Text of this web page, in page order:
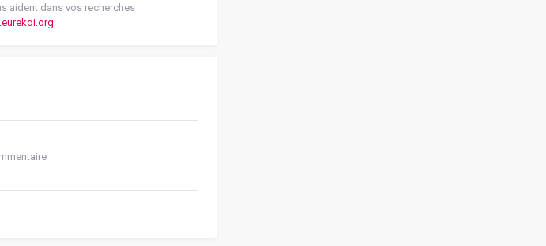
aident dans vos recherches